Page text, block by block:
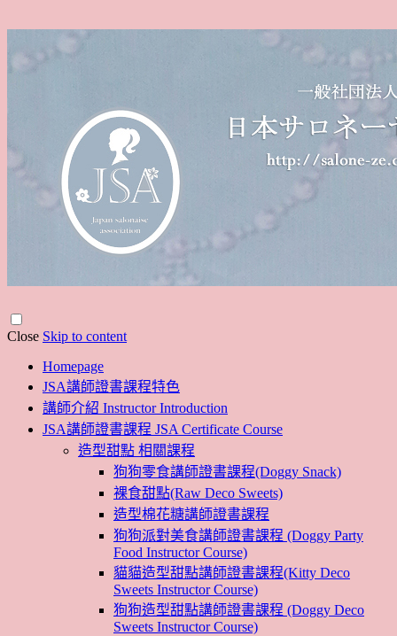
Close Skip to content
Homepage
JSA講師證書課程特色
講師介紹 Instructor Introduction
JSA講師證書課程 JSA Certificate Course
造型甜點 相關課程
狗狗零食講師證書課程(Doggy Snack)
裸食甜點(Raw Deco Sweets)
造型棉花糖講師證書課程
狗狗派對美食講師證書課程 (Doggy Party
Food Instructor Course)
貓貓造型甜點講師證書課程(Kitty Deco
Sweets Instructor Course)
狗狗造型甜點講師證書課程 (Doggy Deco
Sweets Instructor Course)